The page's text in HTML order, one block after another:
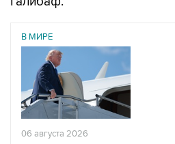
В МИРЕ
06 августа 2026